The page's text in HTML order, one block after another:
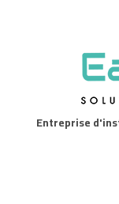
Entreprise